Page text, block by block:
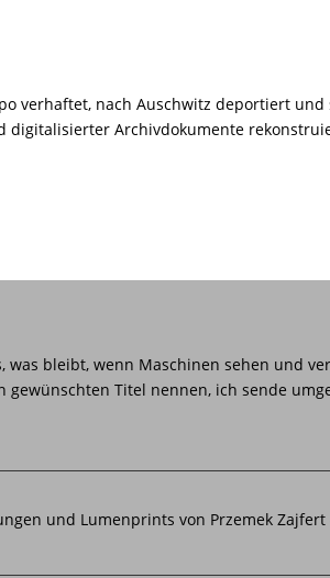
verhaftet, nach Auschwitz deportiert
digitalisierter Archivdokumente
was bleibt, wenn Maschinen sehen und
Titel nennen, ich sende
und Lumenprints von Przemek